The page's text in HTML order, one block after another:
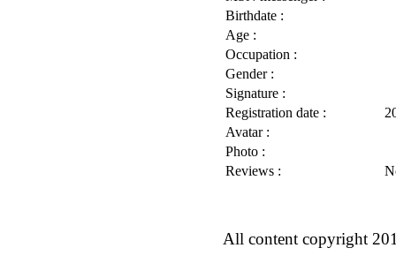
Birthdate :
Age :
Occupation :
Gender :
Signature :
Registration date :
Avatar :
Photo :
Reviews :
All content copyright